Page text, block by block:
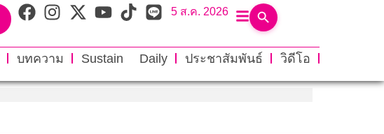
5 ส.ค. 2026
บทความ Sustain Daily ประชาสัมพันธ์
วิดีโอ